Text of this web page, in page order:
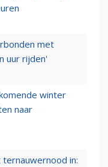
met
uur rijden'
winter
naar
in: